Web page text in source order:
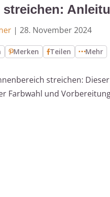
streichen:
| 28. November 2024
Merken Teilen Mehr
streichen:
Farbwahl und